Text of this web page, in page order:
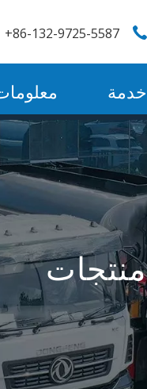
خدمة
منتجات